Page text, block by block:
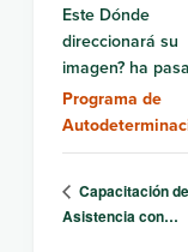
Este Dónde
direccionará su
imagen? ha
Programa de
Capacitación
Asistencia con…